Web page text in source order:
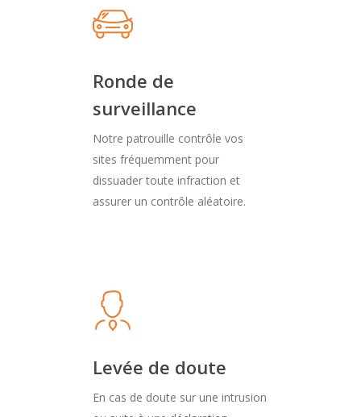
Ronde de
surveillance
Notre patrouille contrôle vos
sites fréquemment pour
dissuader toute infraction et
assurer un contrôle aléatoire.
Levée de doute
En cas de doute sur une intrusion